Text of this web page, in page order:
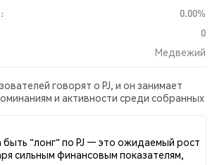
0.00%
0
Медвежий
говорят о PJ, и он занимает
и активности среди собранных
было Медвежий. Всего было
статей о PJ. В Twitter 0.00%
настрой по сравнению с 0.00% твитов с
по PJ. 100.00% твитов были
быть "лонг" по PJ — это ожидаемый рост
сильным финансовым показателям,